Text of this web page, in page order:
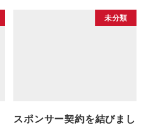
未分類
スポンサー契約を結びまし